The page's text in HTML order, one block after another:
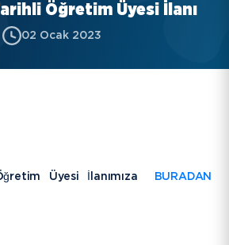
Öğretim Üyesi İlanı
02 Ocak 2023
Üyesi İlanımıza
BURADAN